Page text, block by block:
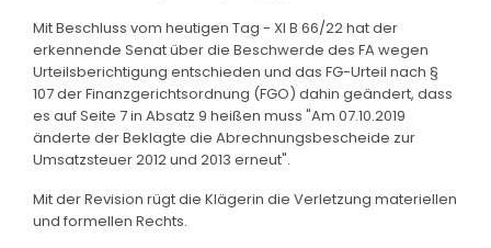
Mit Beschluss vom heutigen Tag - XI B 66/22 hat der
erkennende Senat über die Beschwerde des FA wegen
Urteilsberichtigung entschieden und das FG-Urteil nach §
107 der Finanzgerichtsordnung (FGO) dahin geändert, dass
es auf Seite 7 in Absatz 9 heißen muss "Am 07.10.2019
änderte der Beklagte die Abrechnungsbescheide zur
Umsatzsteuer 2012 und 2013 erneut".
Mit der Revision rügt die Klägerin die Verletzung materiellen
und formellen Rechts.